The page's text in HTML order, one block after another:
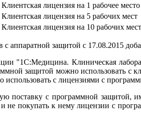
лицензия на 1 рабочее место
лицензия на 5 рабочих мест
лицензия на 10 рабочих мест
аппаратной защитой с 17.08.2015
"1С:Медицина. Клиническая
защитой можно использовать
с лицензиями с
поставку с программной защитой,
покупать к нему лицензии с